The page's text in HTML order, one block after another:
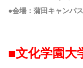
●会場：蒲田キャンパス
■文化学園大